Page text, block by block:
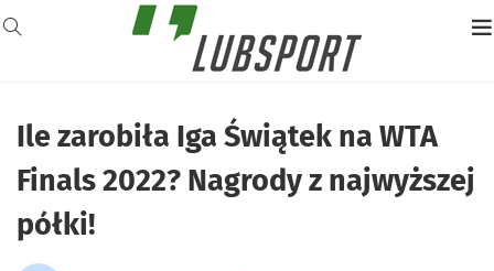
Ile zarobiła Iga Świątek na WTA
Finals 2022? Nagrody z najwyższej
półki!